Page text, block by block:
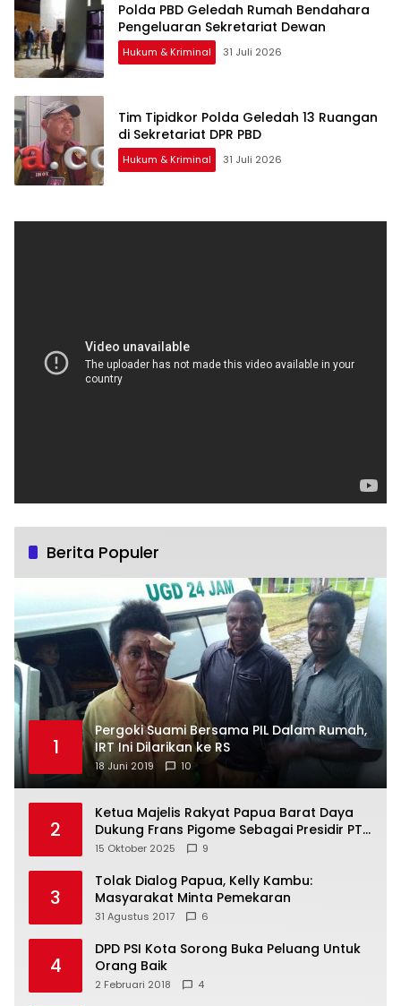
Polda PBD Geledah Rumah Bendahara
Pengeluaran Sekretariat Dewan
Hukum & Kriminal 31 Juli 2026
Tim Tipidkor Polda Geledah 13 Ruangan
di Sekretariat DPR PBD
Hukum & Kriminal 31 Juli 2026
Berita Populer
1
Pergoki Suami Bersama PIL Dalam Rumah,
IRT Ini Dilarikan ke RS
18 Juni 2019 10
2
Ketua Majelis Rakyat Papua Barat Daya
Dukung Frans Pigome Sebagai Presidir PT
Freeport Indonesia
15 Oktober 2025 9
3
Tolak Dialog Papua, Kelly Kambu:
Masyarakat Minta Pemekaran
31 Agustus 2017 6
4
DPD PSI Kota Sorong Buka Peluang Untuk
Orang Baik
2 Februari 2018 4